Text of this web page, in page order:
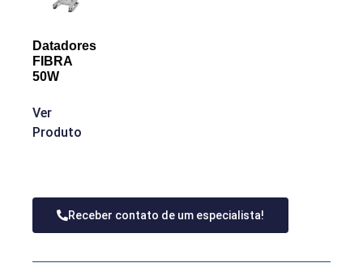
Datadores
FIBRA
50W
Ver
Produto
Receber contato de um especialista!